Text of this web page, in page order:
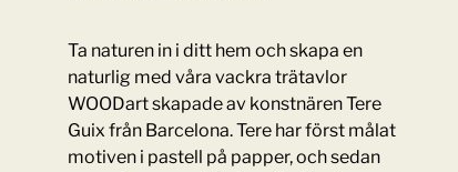
Ta naturen in i ditt hem och skapa en
naturlig med våra vackra trätavlor
WOODart skapade av konstnären Tere
Guix från Barcelona. Tere har först målat
motiven i pastell på papper, och sedan